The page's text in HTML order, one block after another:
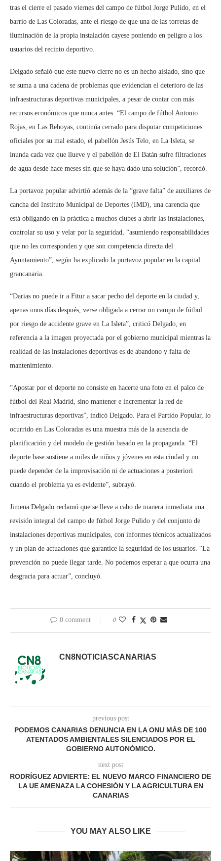
tras el cierre el pasado viernes del campo de fútbol Jorge Pulido, en el
barrio de Las Coloradas, ante el riesgo de que una de las torretas de
iluminación de la propia instalación cayese poniendo en peligro a los
usuarios del recinto deportivo.
Delgado señaló que este nuevo cierre no es un hecho aislado, sino que
se suma a una cadena de problemas que evidencian el deterioro de las
infraestructuras deportivas municipales, a pesar de contar con más
recursos económicos que nunca antes. “El campo de fútbol Antonio
Rojas, en Las Rehoyas, continúa cerrado para disputar competiciones
oficiales por su mal estado, el pabellón Jesús Telo, en La Isleta, se
inunda cada vez que llueve y el pabellón de El Batán sufre filtraciones
de agua desde hace meses sin que se haya dado una solución”, recordó.
La portavoz popular advirtió además de la “grave falta” de auxiliares de
cancha del Instituto Municipal de Deportes (IMD), una carencia que
está obligando en la práctica a muchos clubes a abrir las instalaciones,
controlar su uso y velar por la seguridad, “asumiendo responsabilidades
que no les corresponden y que son competencia directa del
Ayuntamiento”, según ha explicado la portavoz popular en la capital
grancanaria.
“Darias no puede ir a Fitur a sacar pecho del deporte en la ciudad y,
apenas unos días después, verse obligada a cerrar un campo de fútbol
por riesgo de accidente grave en La Isleta”, criticó Delgado, en
referencia a la imagen proyectada por el gobierno municipal mientras la
realidad de las instalaciones deportivas es de abandono y falta de
mantenimiento.
“Apostar por el deporte no consiste en hacerte una foto en el palco de
fútbol del Real Madrid, sino mantener e incrementar la red de
infraestructuras deportivas”, indicó Delgado. Para el Partido Popular, lo
ocurrido en Las Coloradas es una muestra más de la ausencia de
planificación y del modelo de gestión basado en la propaganda. “El
deporte base sostiene a miles de niños y jóvenes en esta ciudad y no
puede depender de la improvisación ni de actuaciones a posteriori
cuando el problema ya es evidente”, subrayó.
Jimena Delgado reclamó que se lleve a cabo de manera inmediata una
revisión integral del campo de fútbol Jorge Pulido y del conjunto de
instalaciones deportivas municipales, con informes técnicos actualizados
y un plan de actuaciones que garantice la seguridad de los usuarios. “La
prevención no puede llegar tarde. No podemos esperar a que ocurra una
desgracia para actuar”, concluyó.
0 comment 0
CN8NOTICIASCANARIAS
previous post
PODEMOS CANARIAS DENUNCIA EN LA ONU MÁS DE 100
ATENTADOS AMBIENTALES SILENCIADOS POR EL
GOBIERNO AUTONÓMICO.
next post
RODRÍGUEZ ADVIERTE: EL NUEVO MARCO FINANCIERO DE
LA UE AMENAZA LA COHESIÓN Y LA AGRICULTURA EN
CANARIAS
YOU MAY ALSO LIKE